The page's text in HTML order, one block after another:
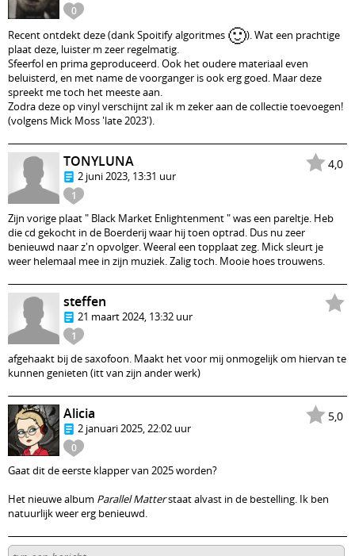
0
Recent ontdekt deze (dank Spoitify algoritmes 🙂). Wat een prachtige
plaat deze, luister m zeer regelmatig.
Sfeerfol en prima geproduceerd. Ook het oudere materiaal even
beluisterd, en met name de voorganger is ook erg goed. Maar deze
spreekt me toch het meeste aan.
Zodra deze op vinyl verschijnt zal ik m zeker aan de collectie toevoegen!
(volgens Mick Moss 'late 2023').
4,0
1
TONYLUNA
2 juni 2023, 13:31 uur
Zijn vorige plaat " Black Market Enlightenment " was een pareltje. Heb
die cd gekocht in de Boerderij waar hij toen optrad. Dus nu zeer
benieuwd naar z'n opvolger. Weeral een topplaat zeg. Mick sleurt je
weer helemaal mee in zijn muziek. Zalig toch. Mooie hoes trouwens.
1
steffen
21 maart 2024, 13:32 uur
afgehaakt bij de saxofoon. Maakt het voor mij onmogelijk om hiervan te
kunnen genieten (itt van zijn ander werk)
5,0
0
Alicia
2 januari 2025, 22:02 uur
Gaat dit de eerste klapper van 2025 worden?
Het nieuwe album Parallel Matterstaat alvast in de bestelling. Ik ben
natuurlijk weer erg benieuwd.